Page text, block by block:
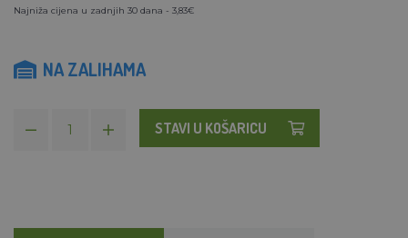
Najniža cijena u zadnjih 30 dana - 3,83€
NA ZALIHAMA
STAVI U KOŠARICU